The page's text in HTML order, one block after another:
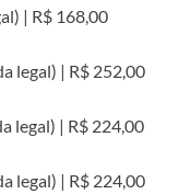
| R$ 168,00
legal) | R$ 252,00
legal) | R$ 224,00
legal) | R$ 224,00